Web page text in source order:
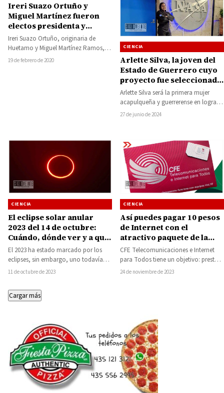
Ireri Suazo Ortuño y
Miguel Martínez fueron
electos presidenta y
vicepresidente de la
Sociedad Mexicana de
Ecología
Ireri Suazo Ortuño, originaria de
Huetamo y Miguel Martínez Ramos,
reconocidos científicos e
19 de febrero de 2020
CIENCIA
Arlette Silva, la joven del
Estado de Guerrero cuyo
proyecto fue seleccionado
para una misión espacial
de la NASA
Arlette Silva será la primera mujer
acapulqueña y guerrerense en lograr
el lanzamiento de uno de sus
27 de junio de 2024
CIENCIA
El eclipse solar anular
2023 del 14 de octubre:
Cuándo, dónde ver y a qué
hora en Michoacán
El 2023 ha estado marcado por los
eclipses, sin embargo, uno todavía
más inusual se sumará a los…
11 de octubre de 2023
CIENCIA
Así puedes pagar 10 pesos
de Internet con el
atractivo paquete de la
CFE
CFE Telecomunicaciones e Internet
para Todos tiene un objetivo: prestar
y proveer servicios de
24 de noviembre de 2023
Cargar más